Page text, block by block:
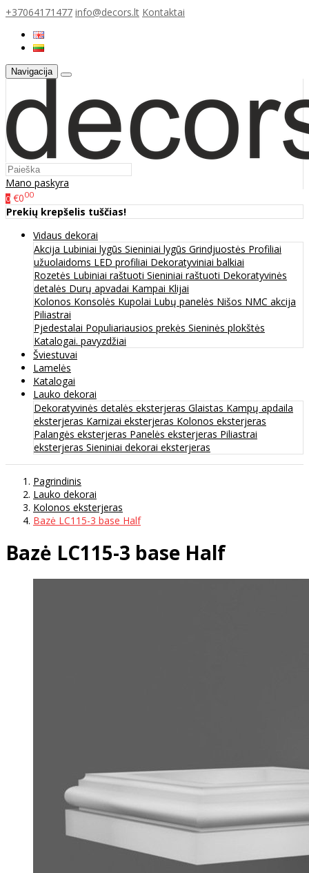
+37064171477 info@decors.lt Kontaktai
Navigacija
Mano paskyra
0 €000
Prekių krepšelis tuščias!
Vidaus dekorai
Akcija Lubiniai lygūs Sieniniai lygūs Grindjuostės Profiliai
užuolaidoms LED profiliai Dekoratyviniai balkiai
Rozetės Lubiniai raštuoti Sieniniai raštuoti Dekoratyvinės
detalės Durų apvadai Kampai Klijai
Kolonos Konsolės Kupolai Lubų panelės Nišos NMC akcija
Piliastrai
Pjedestalai Populiariausios prekės Sieninės plokštės
Katalogai. pavyzdžiai
Šviestuvai
Lamelės
Katalogai
Lauko dekorai
Dekoratyvinės detalės eksterjeras Glaistas Kampų apdaila
eksterjeras Karnizai eksterjeras Kolonos eksterjeras
Palangės eksterjeras Panelės eksterjeras Piliastrai
eksterjeras Sieniniai dekorai eksterjeras
Pagrindinis
Lauko dekorai
Kolonos eksterjeras
Bazė LC115-3 base Half
Bazė LC115-3 base Half